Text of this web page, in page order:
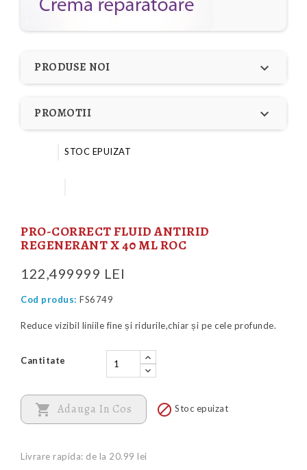
PRODUSE NOI 
PROMOTII 
STOC EPUIZAT
PRO-CORRECT FLUID ANTIRID
REGENERANT X 40 ML ROC
122,499999 LEI
Cod produs: FS6749
Reduce vizibil liniile fine și ridurile,chiar și pe cele profunde.
Cantitate
 Adauga In Cos  Stoc epuizat
Livrare rapida: de la 20.99 lei